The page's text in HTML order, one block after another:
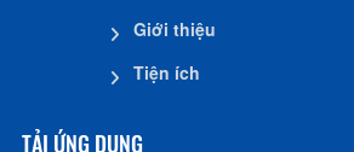
Giới thiệu
Tiện ích
TẢI ỨNG DỤNG